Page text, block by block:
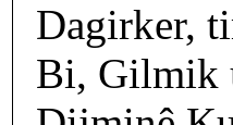
Dagirker,
Bi, Gilmik